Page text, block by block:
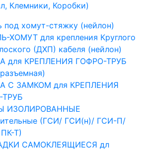
Клемники, Коробки)
под хомут-стяжку (нейлон)
ХОМУТ для крепления Круглого
(ДХП) кабеля (нейлон)
для КРЕПЛЕНИЯ ГОФРО-ТРУБ
С ЗАМКОМ для КРЕПЛЕНИЯ
ИЗОЛИРОВАННЫЕ
(ГСИ/ ГСИ(н)/ ГСИ-П/
Т)
САМОКЛЕЯЩИЕСЯ дл